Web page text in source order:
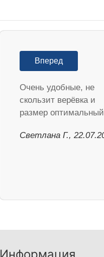
Вперед
Очень удобные, не
скользит верёвка и
размер
Светлана Г.,
Информация